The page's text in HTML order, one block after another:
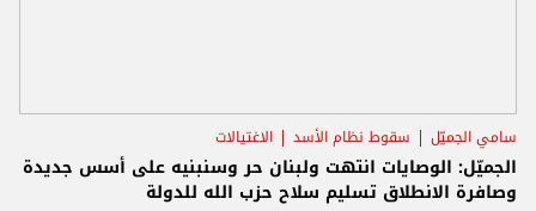
سامي الجميّل سقوط نظام الأسد الاغتيالات
الجميّل: الوصايات انتهت ولبنان حر وسنبنيه على أسس جديدة
وصافرة الانطلاق تسليم سلاح حزب الله للدولة